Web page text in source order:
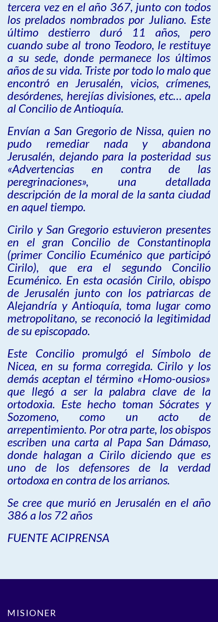
tercera vez en el año 367, junto con todos
los prelados nombrados por Juliano. Este
último destierro duró 11 años, pero
cuando sube al trono Teodoro, le restituye
a su sede, donde permanece los últimos
años de su vida. Triste por todo lo malo que
encontró en Jerusalén, vicios, crímenes,
desórdenes, herejías divisiones, etc… apela
al Concilio de Antioquía.
Envían a San Gregorio de Nissa, quien no
pudo remediar nada y abandona
Jerusalén, dejando para la posteridad sus
«Advertencias en contra de las
peregrinaciones», una detallada
descripción de la moral de la santa ciudad
en aquel tiempo.
Cirilo y San Gregorio estuvieron presentes
en el gran Concilio de Constantinopla
(primer Concilio Ecuménico que participó
Cirilo), que era el segundo Concilio
Ecuménico. En esta ocasión Cirilo, obispo
de Jerusalén junto con los patriarcas de
Alejandría y Antioquía, toma lugar como
metropolitano, se reconoció la legitimidad
de su episcopado.
Este Concilio promulgó el Símbolo de
Nicea, en su forma corregida. Cirilo y los
demás aceptan el término «Homo-ousios»
que llegó a ser la palabra clave de la
ortodoxia. Este hecho toman Sócrates y
Sozomeno, como un acto de
arrepentimiento. Por otra parte, los obispos
escriben una carta al Papa San Dámaso,
donde halagan a Cirilo diciendo que es
uno de los defensores de la verdad
ortodoxa en contra de los arrianos.
Se cree que murió en Jerusalén en el año
386 a los 72 años
FUENTE ACIPRENSA
MISIONER